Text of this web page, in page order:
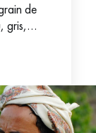
de
gris,